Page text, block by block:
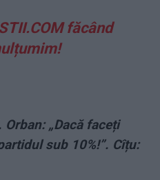
făcând
„Dacă faceți
sub 10%!”. Cîțu: